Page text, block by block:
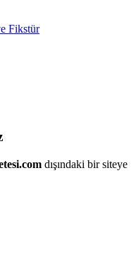
Fikstür
dışındaki bir siteye